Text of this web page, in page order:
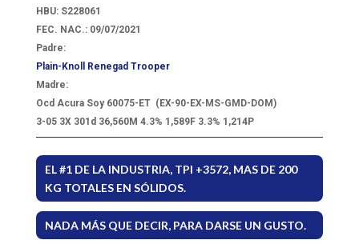
HBU: S228061
FEC. NAC.: 09/07/2021
Padre:
Plain-Knoll Renegad Trooper
Madre:
Ocd Acura Soy 60075-ET (EX-90-EX-MS-GMD-DOM)
3-05 3X 301d 36,560M 4.3% 1,589F 3.3% 1,214P
EL #1 DE LA INDUSTRIA, TPI +3572, MAS DE 200
KG TOTALES EN SÓLIDOS.
NADA MÁS QUE DECIR, PARA DARSE UN GUSTO.